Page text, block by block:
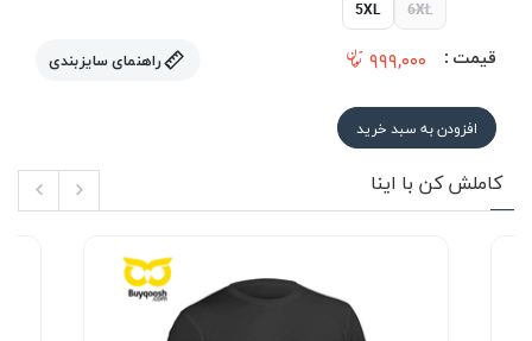
5XL 6XL
قیمت : ۹۹۹,۰۰۰ راهنمای سایزبندی
افزودن به سبد خرید
کاملش کن با اینا